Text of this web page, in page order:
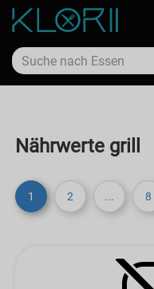
Nährwerte grill
1
2 ... 8